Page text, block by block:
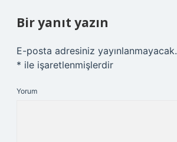
Bir yanıt yazın
E-posta adresiniz yayınlanmayacak.
* ile işaretlenmişlerdir
Yorum